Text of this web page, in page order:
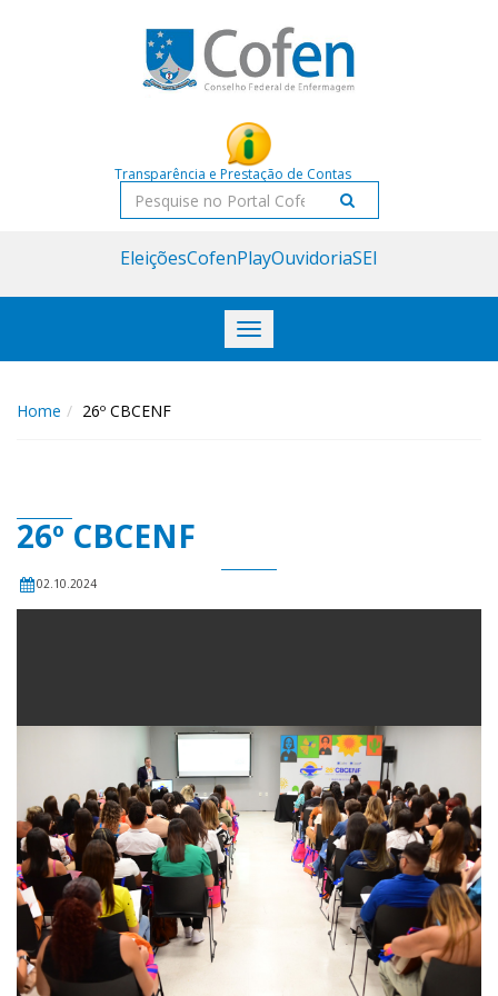
Transparência e Prestação de Contas
Pesquisar
EleiçõesCofenPlayOuvidoriaSEI
Toggle
navigation
Home 26º CBCENF
26º CBCENF
02.10.2024